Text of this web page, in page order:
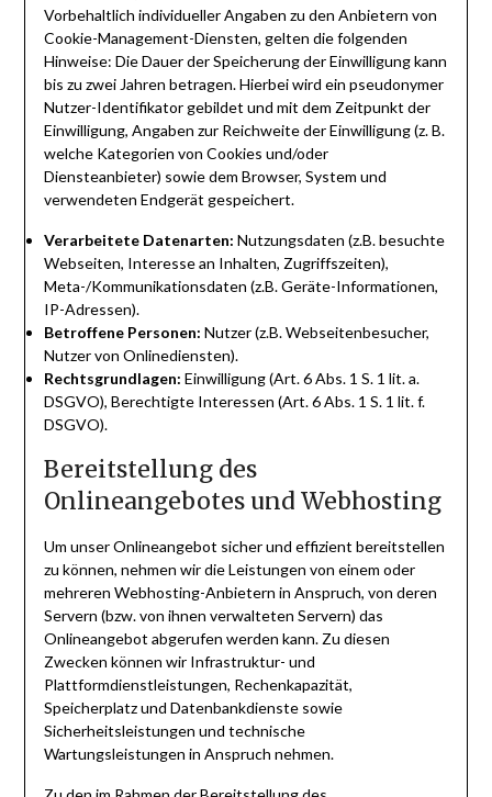
Vorbehaltlich individueller Angaben zu den Anbietern von
Cookie-Management-Diensten, gelten die folgenden
Hinweise: Die Dauer der Speicherung der Einwilligung kann
bis zu zwei Jahren betragen. Hierbei wird ein pseudonymer
Nutzer-Identifikator gebildet und mit dem Zeitpunkt der
Einwilligung, Angaben zur Reichweite der Einwilligung (z. B.
welche Kategorien von Cookies und/oder
Diensteanbieter) sowie dem Browser, System und
verwendeten Endgerät gespeichert.
Verarbeitete Datenarten: Nutzungsdaten (z.B. besuchte
Webseiten, Interesse an Inhalten, Zugriffszeiten),
Meta-/Kommunikationsdaten (z.B. Geräte-Informationen,
IP-Adressen).
Betroffene Personen: Nutzer (z.B. Webseitenbesucher,
Nutzer von Onlinediensten).
Rechtsgrundlagen: Einwilligung (Art. 6 Abs. 1 S. 1 lit. a.
DSGVO), Berechtigte Interessen (Art. 6 Abs. 1 S. 1 lit. f.
DSGVO).
Bereitstellung des
Onlineangebotes und Webhosting
Um unser Onlineangebot sicher und effizient bereitstellen
zu können, nehmen wir die Leistungen von einem oder
mehreren Webhosting-Anbietern in Anspruch, von deren
Servern (bzw. von ihnen verwalteten Servern) das
Onlineangebot abgerufen werden kann. Zu diesen
Zwecken können wir Infrastruktur- und
Plattformdienstleistungen, Rechenkapazität,
Speicherplatz und Datenbankdienste sowie
Sicherheitsleistungen und technische
Wartungsleistungen in Anspruch nehmen.